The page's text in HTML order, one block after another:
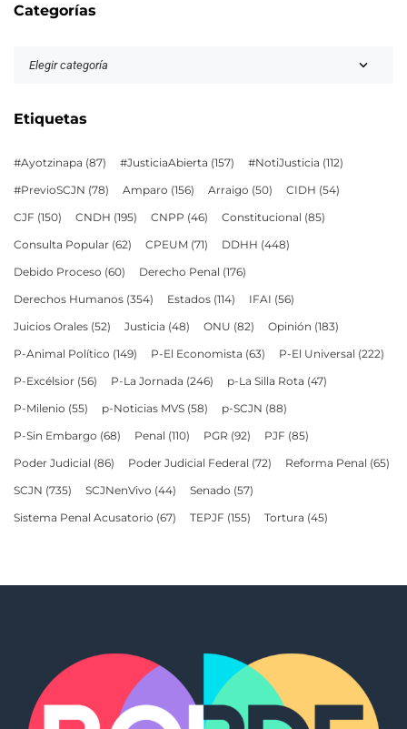
Categorías
Etiquetas
#Ayotzinapa (87) #JusticiaAbierta (157) #NotiJusticia (112)
#PrevioSCJN (78) Amparo (156) Arraigo (50) CIDH (54)
CJF (150) CNDH (195) CNPP (46) Constitucional (85)
Consulta Popular (62) CPEUM (71) DDHH (448)
Debido Proceso (60) Derecho Penal (176)
Derechos Humanos (354) Estados (114) IFAI (56)
Juicios Orales (52) Justicia (48) ONU (82) Opinión (183)
P-Animal Político (149) P-El Economista (63) P-El Universal (222)
P-Excélsior (56) P-La Jornada (246) p-La Silla Rota (47)
P-Milenio (55) p-Noticias MVS (58) p-SCJN (88)
P-Sin Embargo (68) Penal (110) PGR (92) PJF (85)
Poder Judicial (86) Poder Judicial Federal (72) Reforma Penal (65)
SCJN (735) SCJNenVivo (44) Senado (57)
Sistema Penal Acusatorio (67) TEPJF (155) Tortura (45)